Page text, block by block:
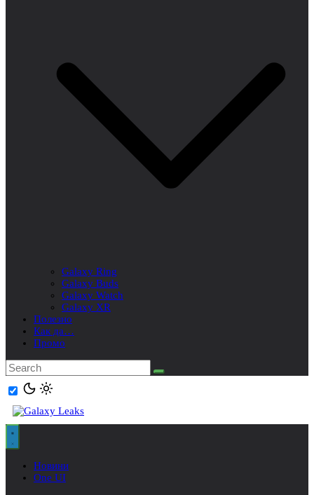
Galaxy Ring
Galaxy Buds
Galaxy Watch
Galaxy XR
Полезно
Как да…
Промо
Новини
One UI